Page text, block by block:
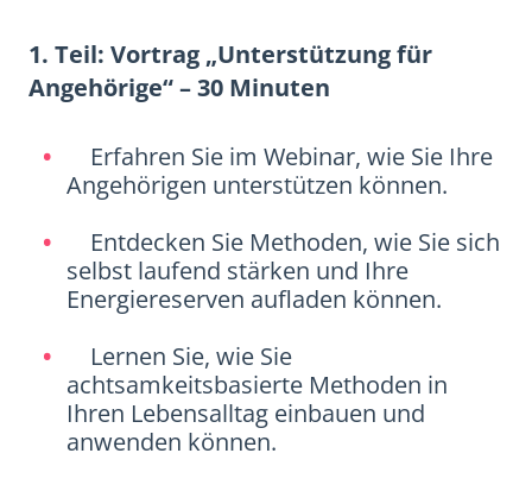
1. Teil: Vortrag „Unterstützung für
Angehörige“ – 30 Minuten
Erfahren Sie im Webinar, wie Sie Ihre
Angehörigen unterstützen können.
Entdecken Sie Methoden, wie Sie sich
selbst laufend stärken und Ihre
Energiereserven aufladen können.
Lernen Sie, wie Sie
achtsamkeitsbasierte Methoden in
Ihren Lebensalltag einbauen und
anwenden können.